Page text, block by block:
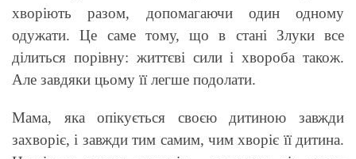
хворіють разом, допомагаючи один одному
одужати. Це саме тому, що в стані Злуки все
ділиться порівну: життєві сили і хвороба також.
Але завдяки цьому її легше подолати.
Мама, яка опікується своєю дитиною завжди
захворіє, і завжди тим самим, чим хворіє її дитина.